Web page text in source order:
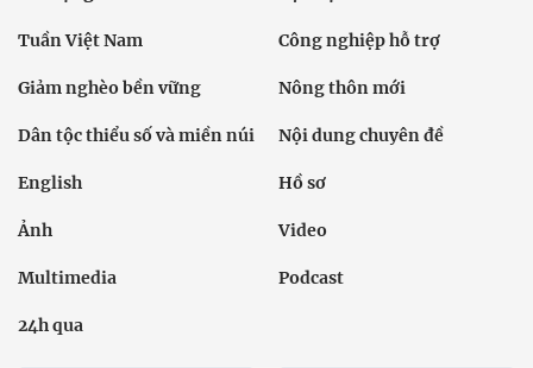
Tuần Việt Nam Công nghiệp hỗ trợ
Giảm nghèo bền vững Nông thôn mới
Dân tộc thiểu số và miền núi Nội dung chuyên đề
English Hồ sơ
Ảnh Video
Multimedia Podcast
24h qua